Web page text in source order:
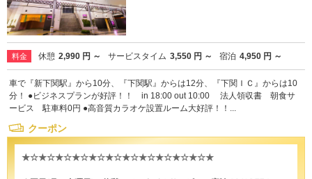
料金 休憩 2,990 円 ～ サービスタイム 3,550 円 ～ 宿泊 4,950 円 ～
車で『新下関駅』から10分、『下関駅』からは12分、『下関ＩＣ』からは10
分！ ●ビジネスプランが好評！！ in 18:00 out 10:00 法人領収書 朝食サ
ービス 駐車料0円 ●高音質カラオケ設置ルーム大好評！！...
クーポン
★☆★☆★☆★☆★☆★☆★☆★☆★☆★☆★☆★